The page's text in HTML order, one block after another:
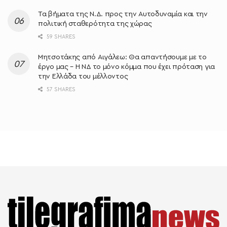
Τα βήματα της Ν.Δ. προς την Αυτοδυναμία και την
πολιτική σταθερότητα της χώρας
59 SHARES
Μητσοτάκης από Αιγάλεω: Θα απαντήσουμε με το
έργο μας – Η ΝΔ το μόνο κόμμα που έχει πρόταση για
την Ελλάδα του μέλλοντος
57 SHARES